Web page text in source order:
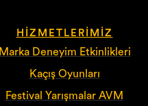
HIZMETLERIMIZ
Marka Deneyim Etkinlikleri
Kaçış Oyunları
Festival Yarışmalar AVM